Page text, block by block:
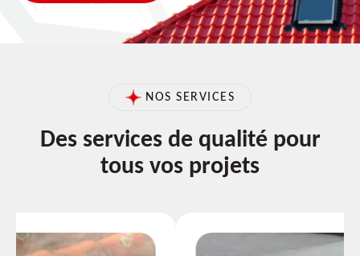
NOS SERVICES
Des services de qualité pour
tous vos projets